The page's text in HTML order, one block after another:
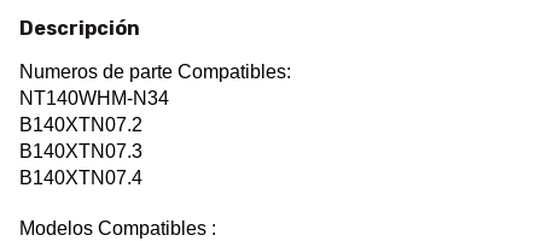
Descripción
Numeros de parte Compatibles:
NT140WHM-N34
B140XTN07.2
B140XTN07.3
B140XTN07.4
Modelos Compatibles :